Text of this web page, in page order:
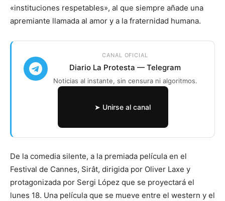
«instituciones respetables», al que siempre añade una
apremiante llamada al amor y a la fraternidad humana.
CANAL OFICIAL
Diario La Protesta — Telegram
Noticias al instante, sin censura ni algoritmos.
➤ Unirse al canal
De la comedia silente, a la premiada película en el
Festival de Cannes, Sirât, dirigida por Oliver Laxe y
protagonizada por Sergi López que se proyectará el
lunes 18. Una película que se mueve entre el western y el